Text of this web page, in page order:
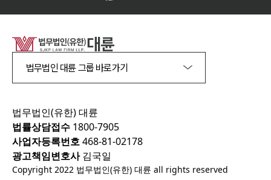
법무법인 대륜 그룹 바로가기
법무법인(유한) 대륜
법률상담접수 1800-7905
사업자등록번호468-81-02178
광고책임변호사김국일
Copyright 2022 법무법인(유한) 대륜 all rights reserved